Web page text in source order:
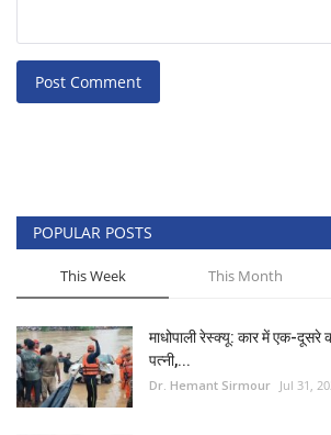
Post Comment
POPULAR POSTS
This Week This Month
माधोपाली रेस्क्यू: कार में एक-दूसरे
पत्नी,...
Dr. Hemant Sirmour Jul 31,